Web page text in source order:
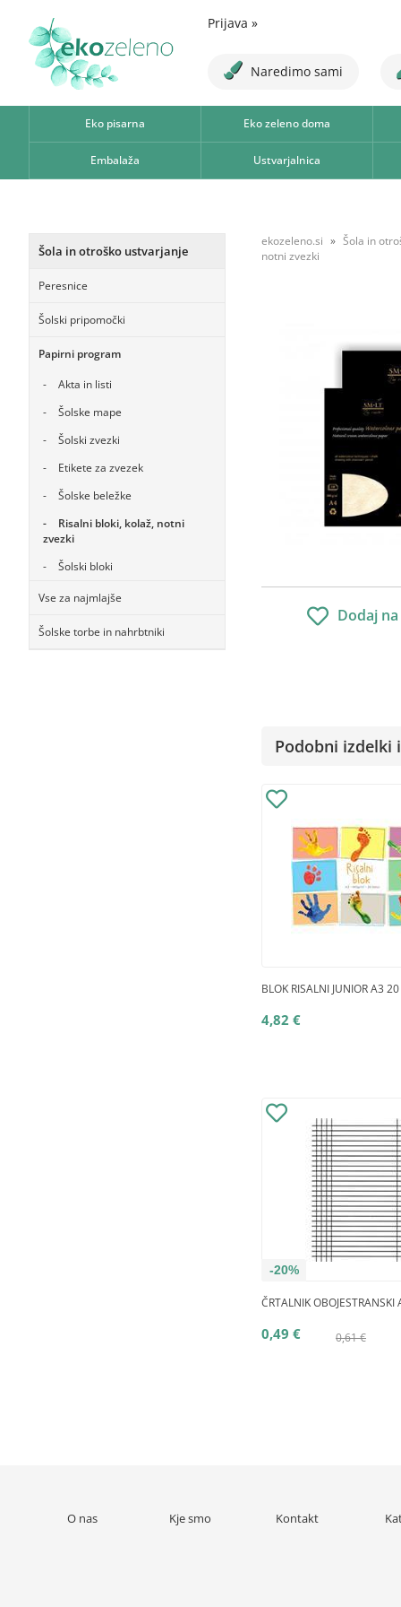
Prijava »
Naredimo sami
Eko pisarna Eko zeleno doma
Embalaža Ustvarjalnica
Šola in otroško ustvarjanje
Peresnice
Šolski pripomočki
Papirni program
Akta in listi
Šolske mape
Šolski zvezki
Etikete za zvezek
Šolske beležke
Risalni bloki, kolaž, notni
zvezki
Šolski bloki
Vse za najmlajše
Šolske torbe in nahrbtniki
ekozeleno.si
Šola in
notni zvezki
Dodaj
Podobni izdelki
BLOK RISALNI JUNIOR A3
4,82 €
-20%
ČRTALNIK
0,61 €
0,49 €
O nas Kje smo Kontakt